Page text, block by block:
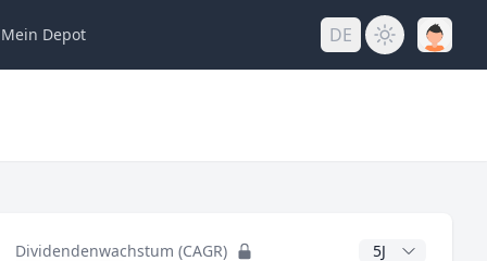
Mein Depot DE
Dividendenwachstum (CAGR) CAGR Jahre